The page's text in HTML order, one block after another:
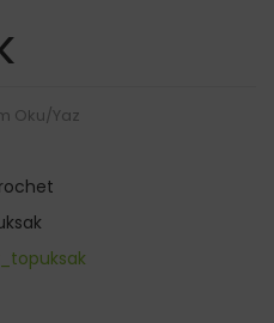
Oku/Yaz